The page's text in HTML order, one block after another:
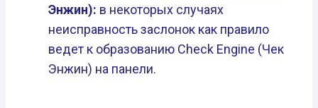
Энжин): в некоторых случаях
неисправность заслонок как правило
ведет к образованию Check Engine (Чек
Энжин) на панели.